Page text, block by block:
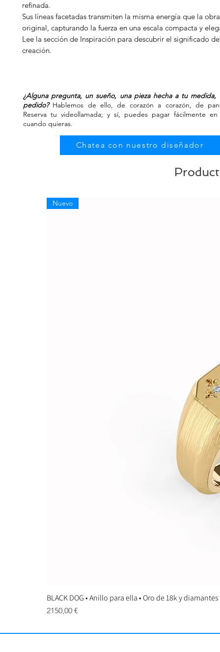
refinada.
Sus líneas facetadas transmiten la misma energía que la
original, capturando la fuerza en una escala compacta y
Lee la sección de Inspiración para descubrir el significado
creación.
¿Alguna pregunta, un sueño, una pieza hecha a tu
pedido?Hablemos de ello, de corazón a corazón, de
Reserva tu videollamada; y sí, puedes pagar fácilmente
cuando quieras.
Chatea con nuestro diseñador
Nuevo
BLACK DOG • Anillo para ella • Oro de 18k y diamantes
Precio
2150,00 €